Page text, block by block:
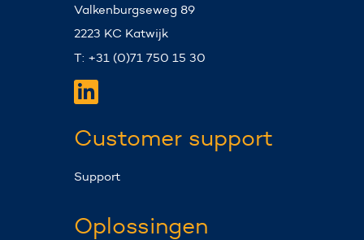
Valkenburgseweg 89
2223 KC Katwijk
T: +31 (0)71 750 15 30
Customer support
Support
Oplossingen